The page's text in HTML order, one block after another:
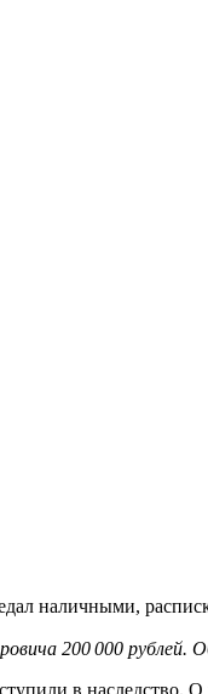
наличными,
200 000 рублей.